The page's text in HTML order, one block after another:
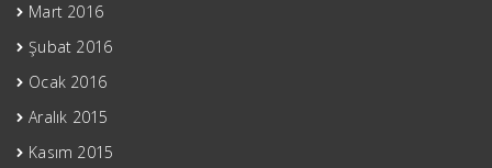
Mart 2016
Şubat 2016
Ocak 2016
Aralık 2015
Kasım 2015